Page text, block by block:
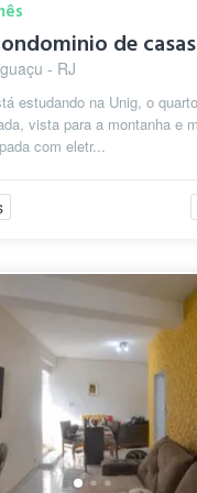
de casas
- RJ
estudando na Unig, o
vista para a montanha e
com eletr...